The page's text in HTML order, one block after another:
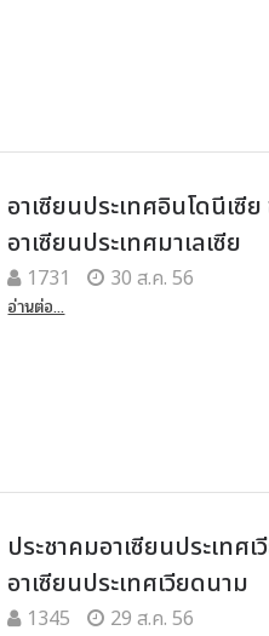
อาเซียนประเทศอินโดนีเซี
อาเซียนประเทศมาเลเซีย
1731 30 ส.ค. 56
อ่านต่อ...
ประชาคมอาเซียนประเทศ
อาเซียนประเทศเวียดนาม
1345 29 ส.ค. 56